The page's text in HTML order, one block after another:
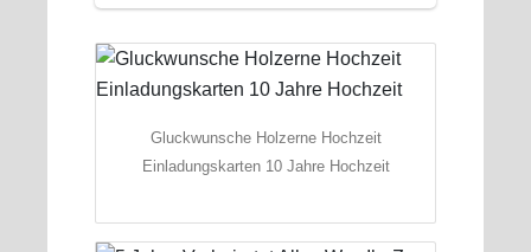
Gluckwunsche Holzerne Hochzeit
Einladungskarten 10 Jahre Hochzeit